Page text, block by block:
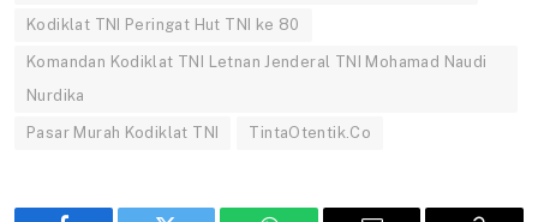
Kodiklat TNI Peringat Hut TNI ke 80
Komandan Kodiklat TNI Letnan Jenderal TNI Mohamad Naudi
Nurdika
Pasar Murah Kodiklat TNI TintaOtentik.Co